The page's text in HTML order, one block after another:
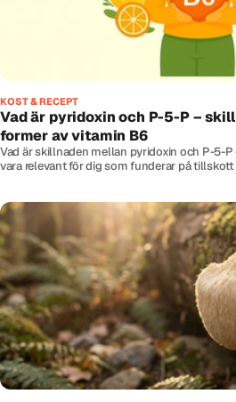
KOST & RECEPT
Vad är pyridoxin och P-5-P –
former av vitamin B6
Vad är skillnaden mellan pyridoxin och P-5-
vara relevant för dig som funderar på tillskott